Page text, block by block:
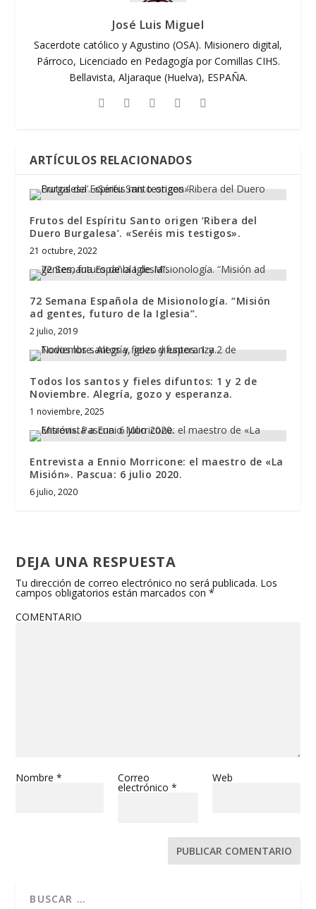
José Luis Miguel
Sacerdote católico y Agustino (OSA). Misionero digital,
Párroco, Licenciado en Pedagogía por Comillas CIHS.
Bellavista, Aljaraque (Huelva), ESPAÑA.
ARTÍCULOS RELACIONADOS
Frutos del Espíritu Santo origen ‘Ribera del
Duero Burgalesa’. «Seréis mis testigos».
21 octubre, 2022
72 Semana Española de Misionología. “Misión
ad gentes, futuro de la Iglesia”.
2 julio, 2019
Todos los santos y fieles difuntos: 1 y 2 de
Noviembre. Alegría, gozo y esperanza.
1 noviembre, 2025
Entrevista a Ennio Morricone: el maestro de «La
Misión». Pascua: 6 julio 2020.
6 julio, 2020
DEJA UNA RESPUESTA
Tu dirección de correo electrónico no será publicada. Los
campos obligatorios están marcados con*
COMENTARIO
Nombre* Correo
electrónico *
Web